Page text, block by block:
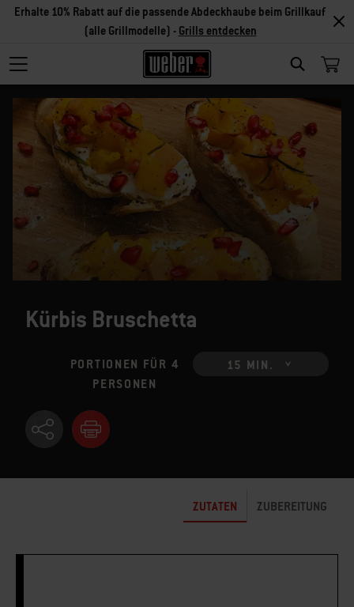
SEARCH
Erhalte 10% Rabatt auf die passende Abdeckhaube beim Grillkauf
(alle Grillmodelle) - Grills entdecken
Kürbis Bruschetta
PORTIONEN FÜR 4
PERSONEN
15 MIN.
ZUTATEN ZUBEREITUNG